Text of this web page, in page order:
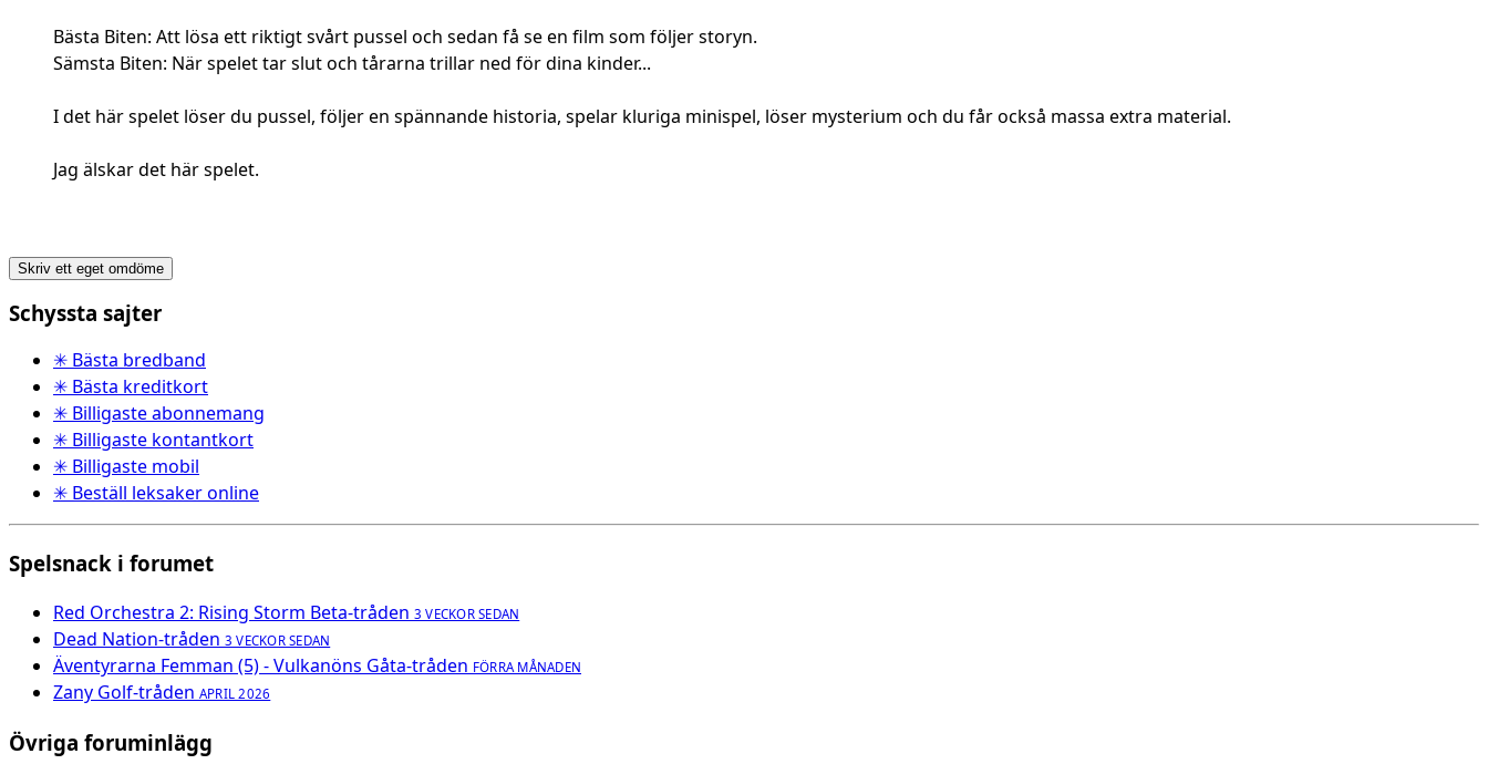
Bästa Biten: Att lösa ett riktigt svårt pussel och sedan få se en film som följer storyn.
Sämsta Biten: När spelet tar slut och tårarna trillar ned för dina kinder...
I det här spelet löser du pussel, följer en spännande historia, spelar kluriga minispel, löser mysterium och du får också massa extra material.
Jag älskar det här spelet.
Skriv ett eget omdöme
Schyssta sajter
✳ Bästa bredband
✳ Bästa kreditkort
✳ Billigaste abonnemang
✳ Billigaste kontantkort
✳ Billigaste mobil
✳ Beställ leksaker online
Spelsnack i forumet
Red Orchestra 2: Rising Storm Beta-tråden 3 VECKOR SEDAN
Dead Nation-tråden 3 VECKOR SEDAN
Äventyrarna Femman (5) - Vulkanöns Gåta-tråden FÖRRA MÅNADEN
Zany Golf-tråden APRIL 2026
Övriga foruminlägg